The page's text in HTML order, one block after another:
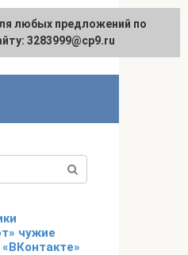
чужие
любых предложений по
3283999@cp9.ru